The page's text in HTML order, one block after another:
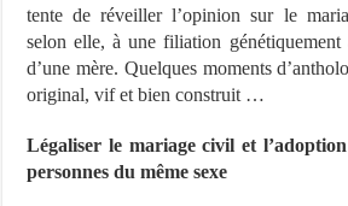
tente de réveiller l’opinion sur le
selon elle, à une filiation génétiquement
d’une mère. Quelques moments
original, vif et bien construit …
Légaliser le mariage civil et
personnes du même sexe